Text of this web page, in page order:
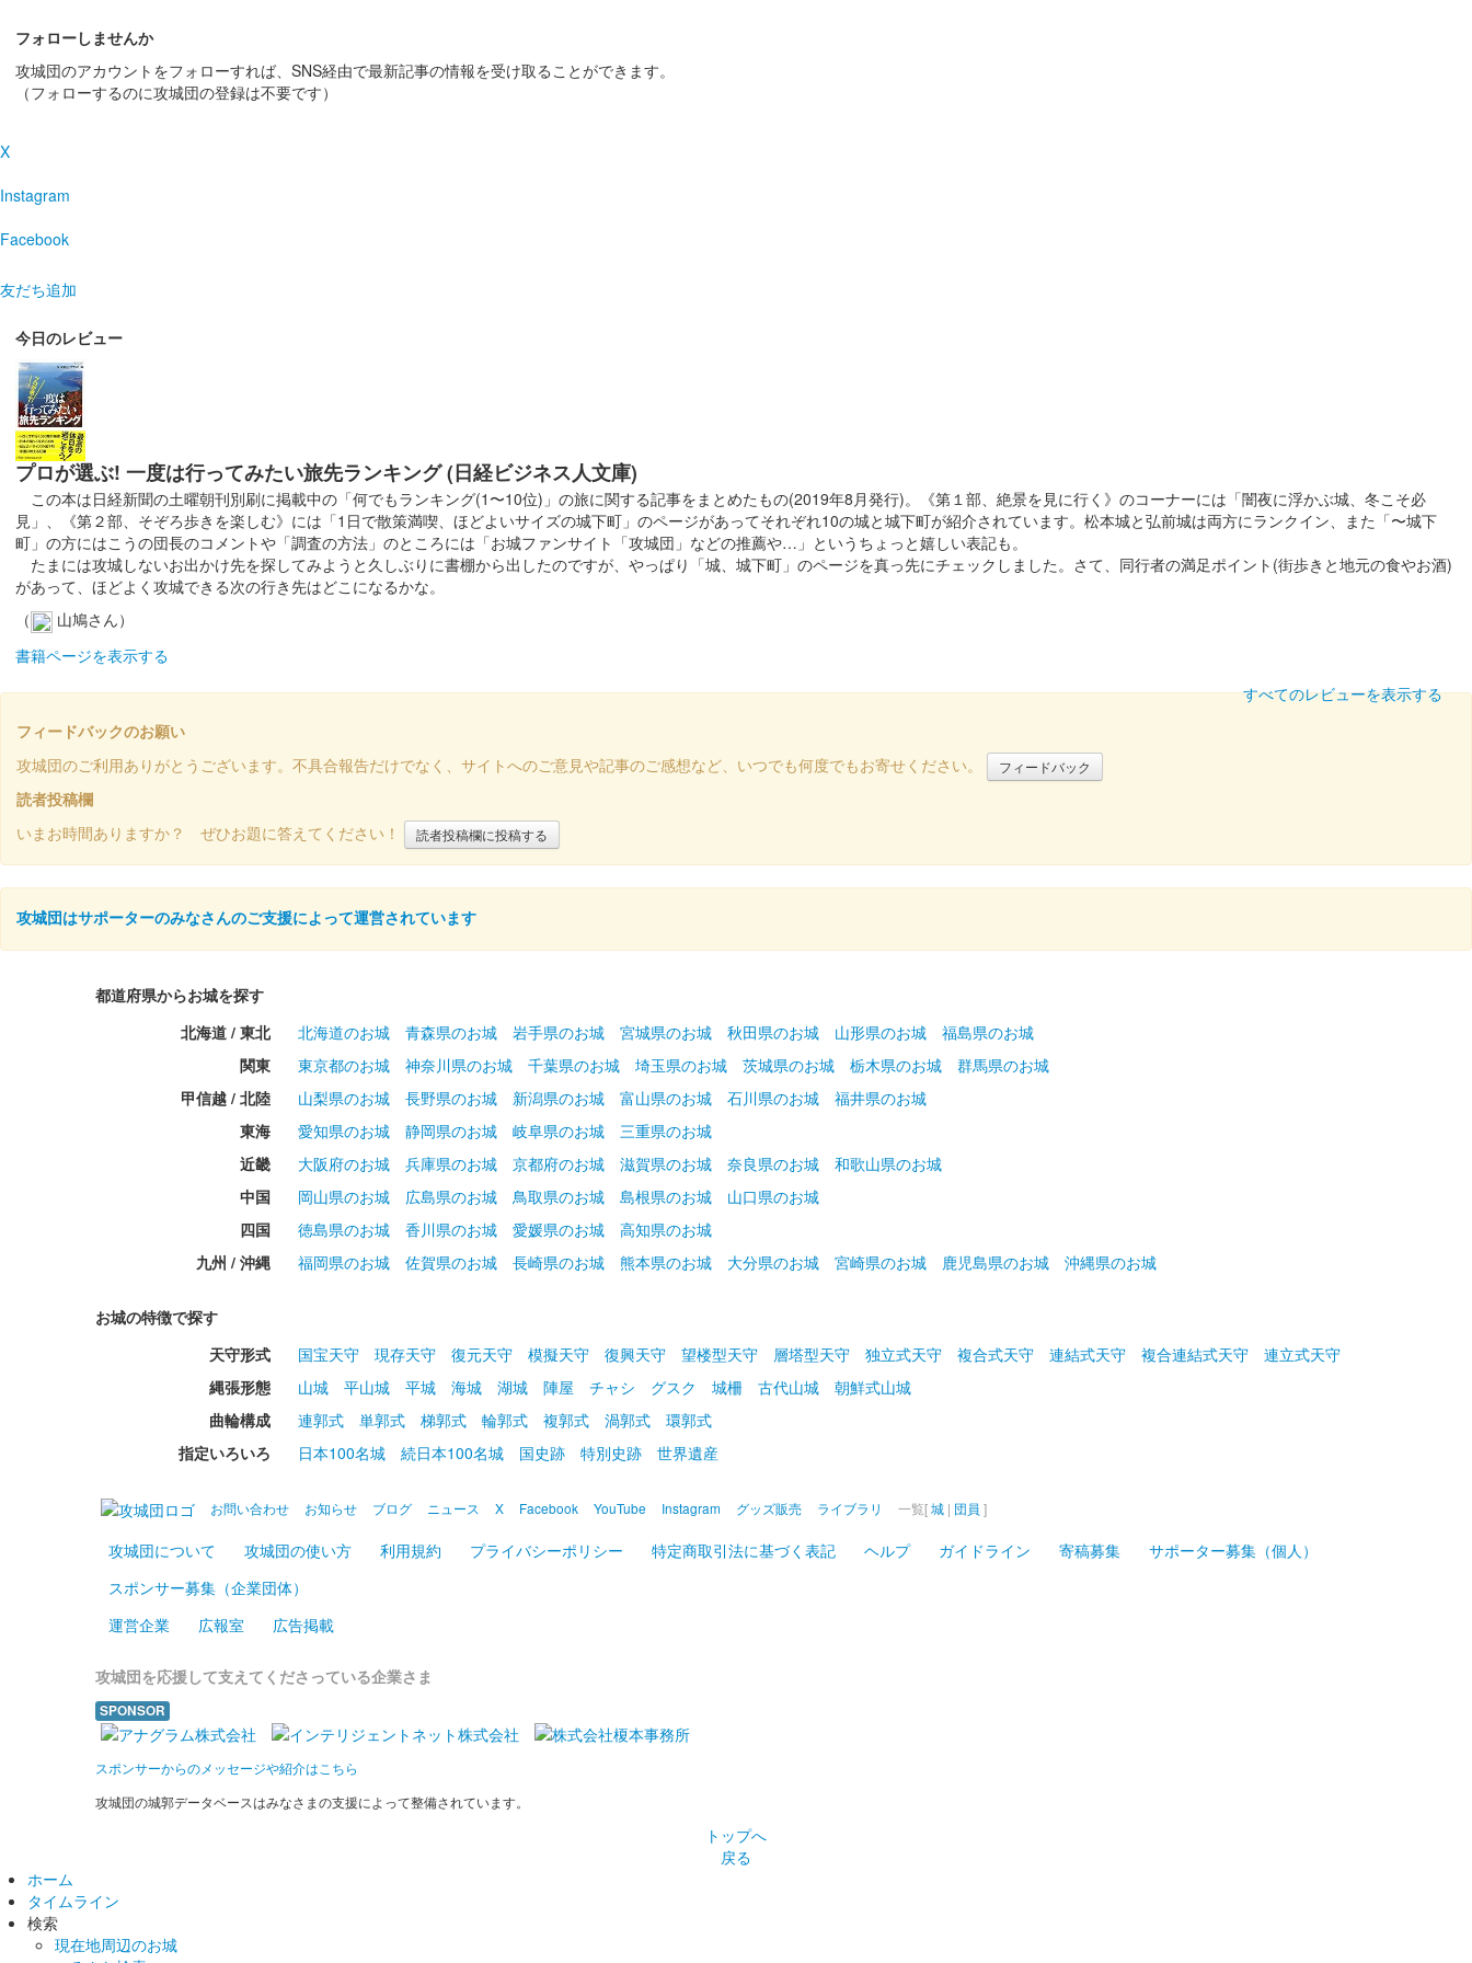
フォローしませんか
攻城団のアカウントをフォローすれば、SNS経由で最新記事の情報を受け取ることができます。
（フォローするのに攻城団の登録は不要です）
X
Instagram
Facebook
友だち追加
今日のレビュー
プロが選ぶ! 一度は行ってみたい旅先ランキング (日経ビジネス人文庫)
この本は日経新聞の土曜朝刊別刷に掲載中の「何でもランキング(1〜10位)」の旅に関する記事をまとめたもの(2019年8月発行)。《第１部、絶景を見に行く》のコーナーには「闇夜に浮かぶ城、冬こそ必
見」、《第２部、そぞろ歩きを楽しむ》には「1日で散策満喫、ほどよいサイズの城下町」のページがあってそれぞれ10の城と城下町が紹介されています。松本城と弘前城は両方にランクイン、また「〜城下
町」の方にはこうの団長のコメントや「調査の方法」のところには「お城ファンサイト「攻城団」などの推薦や…」というちょっと嬉しい表記も。
たまには攻城しないお出かけ先を探してみようと久しぶりに書棚から出したのですが、やっぱり「城、城下町」のページを真っ先にチェックしました。さて、同行者の満足ポイント(街歩きと地元の食やお酒)
があって、ほどよく攻城できる次の行き先はどこになるかな。
（
山鳩さん）
書籍ページを表示する
すべてのレビューを表示する
フィードバックのお願い
攻城団のご利用ありがとうございます。不具合報告だけでなく、サイトへのご意見や記事のご感想など、いつでも何度でもお寄せください。
フィードバック
読者投稿欄
いまお時間ありますか？ ぜひお題に答えてください！
読者投稿欄に投稿する
攻城団はサポーターのみなさんのご支援によって運営されています
都道府県からお城を探す
北海道 / 東北
北海道のお城 青森県のお城 岩手県のお城 宮城県のお城 秋田県のお城 山形県のお城
福島県のお城
関東
東京都のお城 神奈川県のお城 千葉県のお城 埼玉県のお城 茨城県のお城 栃木県のお城
群馬県のお城
甲信越 / 北陸
山梨県のお城 長野県のお城 新潟県のお城 富山県のお城 石川県のお城
福井県のお城
東海
愛知県のお城 静岡県のお城 岐阜県のお城
三重県のお城
近畿
大阪府のお城 兵庫県のお城 京都府のお城 滋賀県のお城 奈良県のお城
和歌山県のお城
中国
岡山県のお城 広島県のお城 鳥取県のお城 島根県のお城
山口県のお城
四国
徳島県のお城 香川県のお城 愛媛県のお城
高知県のお城
九州 / 沖縄
福岡県のお城 佐賀県のお城 長崎県のお城 熊本県のお城 大分県のお城 宮崎県のお城 鹿児島県のお城 沖縄県のお城
お城の特徴で探す
天守形式
国宝天守 現存天守 復元天守 模擬天守 復興天守 望楼型天守 層塔型天守 独立式天守 複合式天守 連結式天守 複合連結式天守
連立式天守
縄張形態
山城 平山城 平城 海城 湖城 陣屋 チャシ グスク 城柵 古代山城
朝鮮式山城
曲輪構成
連郭式 単郭式 梯郭式 輪郭式 複郭式 渦郭式
環郭式
指定いろいろ
日本100名城 続日本100名城 国史跡 特別史跡 世界遺産
お問い合わせ お知らせ ブログ ニュース X Facebook YouTube Instagram グッズ販売 ライブラリ 一覧[城 | 団員 ]
攻城団について 攻城団の使い方 利用規約 プライバシーポリシー 特定商取引法に基づく表記 ヘルプ ガイドライン 寄稿募集
サポーター募集（個人）
スポンサー募集（企業団体）
運営企業
広報室 広告掲載
攻城団を応援して支えてくださっている企業さま
SPONSOR
スポンサーからのメッセージや紹介はこちら
攻城団の城郭データベースはみなさまの支援によって整備されています。
トップへ
戻る
ホーム
タイムライン
検索
現在地周辺のお城